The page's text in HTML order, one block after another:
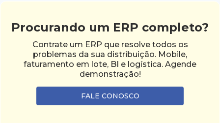
Procurando um ERP completo?
Contrate um ERP que resolve todos os
problemas da sua distribuição. Mobile,
faturamento em lote, BI e logística. Agende
demonstração!
FALE CONOSCO